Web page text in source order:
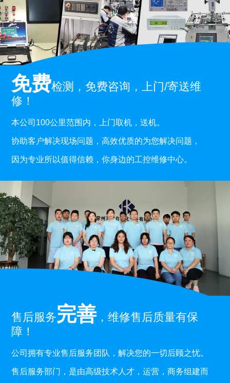
免费检测，免费咨询，上门/寄送维
修！
本公司100公里范围内，上门取机，送机。
协助客户解决现场问题，高效优质的为您解决问题，
因为专业所以值得信赖，你身边的工控维修中心。
售后服务完善 ，维修售后质量有保
障！
公司拥有专业售后服务团队，解决您的一切后顾之忧。
售后服务部门，是由高级技术人才，运营，商务组建而